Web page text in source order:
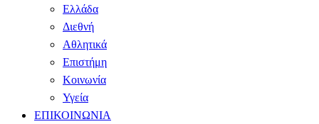
Ελλάδα
Διεθνή
Αθλητικά
Επιστήμη
Κοινωνία
Υγεία
ΕΠΙΚΟΙΝΩΝΙΑ